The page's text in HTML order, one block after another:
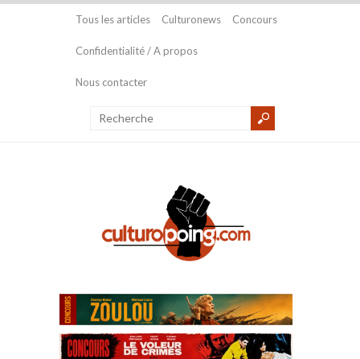
Tous les articles Culturonews Concours
Confidentialité / A propos
Nous contacter